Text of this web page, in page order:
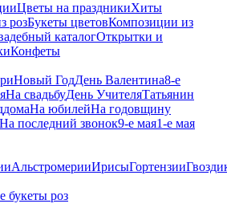
Цветы на праздникиХиты
розБукеты цветовКомпозиции из
каталогОткрытки и
Конфеты
Новый ГодДень Валентина8-е
На свадьбуДень УчителяТатьянин
На юбилейНа годовщину
На последний звонок9-е мая1-е мая
АльстромерииИрисыГортензии
букеты роз